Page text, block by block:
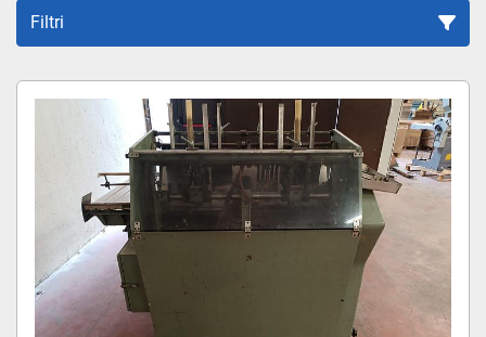
Filtri
Ordina per